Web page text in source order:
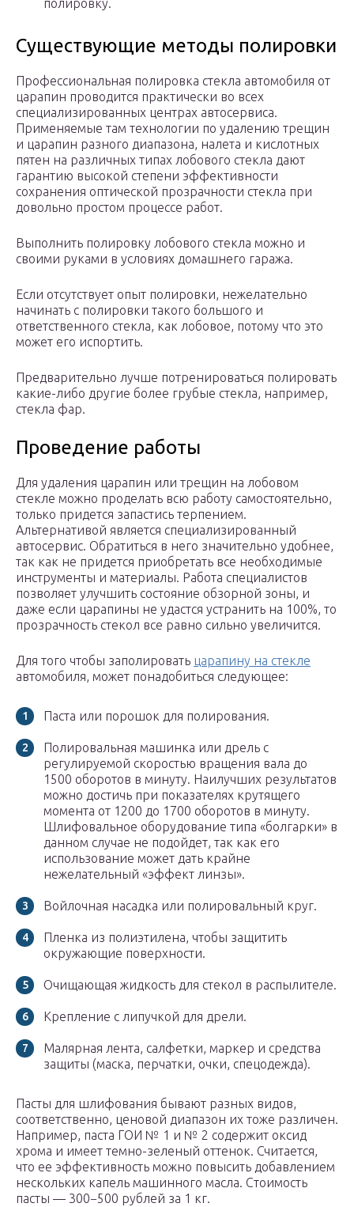
полировку.
Существующие методы полировки
Профессиональная полировка стекла автомобиля от
царапин проводится практически во всех
специализированных центрах автосервиса.
Применяемые там технологии по удалению трещин
и царапин разного диапазона, налета и кислотных
пятен на различных типах лобового стекла дают
гарантию высокой степени эффективности
сохранения оптической прозрачности стекла при
довольно простом процессе работ.
Выполнить полировку лобового стекла можно и
своими руками в условиях домашнего гаража.
Если отсутствует опыт полировки, нежелательно
начинать с полировки такого большого и
ответственного стекла, как лобовое, потому что это
может его испортить.
Предварительно лучше потренироваться полировать
какие-либо другие более грубые стекла, например,
стекла фар.
Проведение работы
Для удаления царапин или трещин на лобовом
стекле можно проделать всю работу самостоятельно,
только придется запастись терпением.
Альтернативой является специализированный
автосервис. Обратиться в него значительно удобнее,
так как не придется приобретать все необходимые
инструменты и материалы. Работа специалистов
позволяет улучшить состояние обзорной зоны, и
даже если царапины не удастся устранить на 100%, то
прозрачность стекол все равно сильно увеличится.
Для того чтобы заполировать царапину на стекле
автомобиля, может понадобиться следующее:
Паста или порошок для полирования.
Полировальная машинка или дрель с
регулируемой скоростью вращения вала до
1500 оборотов в минуту. Наилучших результатов
можно достичь при показателях крутящего
момента от 1200 до 1700 оборотов в минуту.
Шлифовальное оборудование типа «болгарки» в
данном случае не подойдет, так как его
использование может дать крайне
нежелательный «эффект линзы».
Войлочная насадка или полировальный круг.
Пленка из полиэтилена, чтобы защитить
окружающие поверхности.
Очищающая жидкость для стекол в распылителе.
Крепление с липучкой для дрели.
Малярная лента, салфетки, маркер и средства
защиты (маска, перчатки, очки, спецодежда).
Пасты для шлифования бывают разных видов,
соответственно, ценовой диапазон их тоже различен.
Например, паста ГОИ № 1 и № 2 содержит оксид
хрома и имеет темно-зеленый оттенок. Считается,
что ее эффективность можно повысить добавлением
нескольких капель машинного масла. Стоимость
пасты — 300−500 рублей за 1 кг.